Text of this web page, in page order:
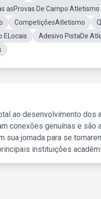
asProvas De Campo Atletismo
CompetiçõesAtletismo
ELocais Adesivo PistaDe
ao desenvolvimento dos
conexões genuínas e são
jornada para se
instituições